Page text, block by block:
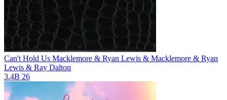
Can't Hold Us Macklemore & Ryan Lewis & Macklemore & Ryan
Lewis & Ray Dalton
3.4B 26